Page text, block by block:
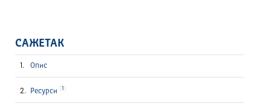
САЖЕТАК
Опис
Ресурси 1